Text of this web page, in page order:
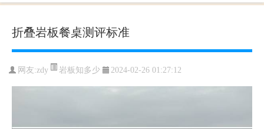
折叠岩板餐桌测评标准
网友:zdy 岩板知多少 2024-02-26 01:27:12